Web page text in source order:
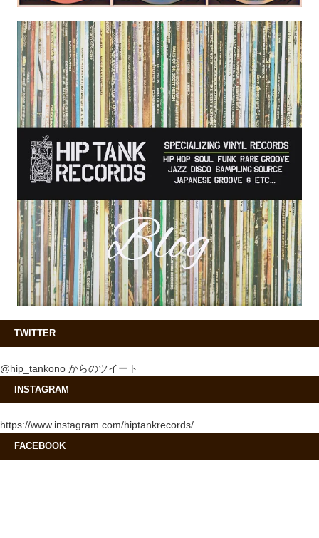
TWITTER
@hip_tankono からのツイート
INSTAGRAM
https://www.instagram.com/hiptankrecords/
FACEBOOK